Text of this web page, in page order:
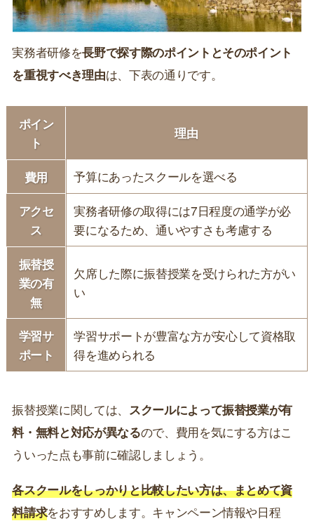
実務者研修を長野で探す際のポイントとそのポイント
を重視すべき理由は、下表の通りです。
ポイン
ト
理由
費用
予算にあったスクールを選べる
アクセ
ス
実務者研修の取得には7日程度の通学が必
要になるため、通いやすさも考慮する
振替授
業の有
無
欠席した際に振替授業を受けられた方がい
い
学習サ
ポート
学習サポートが豊富な方が安心して資格取
得を進められる
振替授業に関しては、 スクールによって振替授業が有
料・無料と対応が異なるので、費用を気にする方はこ
ういった点も事前に確認しましょう。
各スクールをしっかりと比較したい方は、まとめて資
料請求をおすすめします。キャンペーン情報や日程